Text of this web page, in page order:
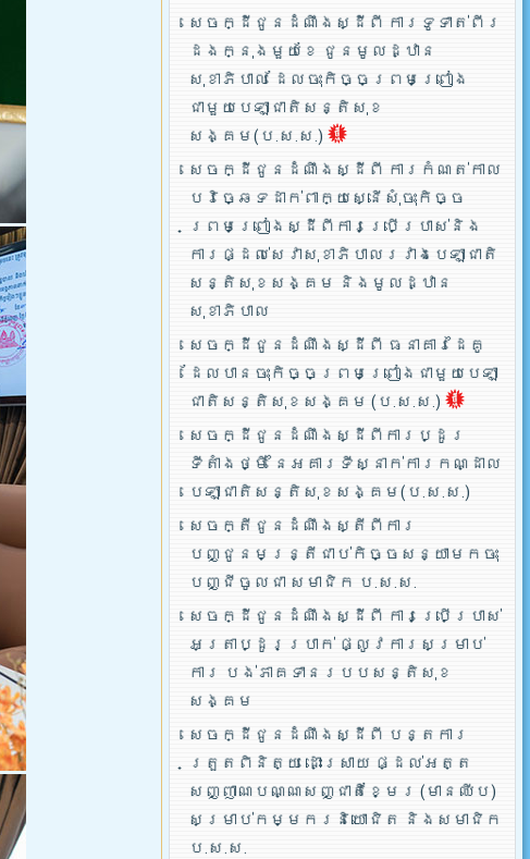
សេចក្ដីជូនដំណឹងស្ដីពី ការទូទាត់ពីរ
ដងក្នុងមួយខែ ជូនមូលដ្ឋាន
សុខាភិបាល ដែលចុះកិច្ចព្រមព្រៀង
ជាមួយបេឡាជាតិសន្តិសុខ
សង្គម(ប.ស.ស.)
សេចក្ដីជូនដំណឹងស្ដីពី ការកំណត់កាល
បរិច្ឆេទដាក់ពាក្យស្នើសុំចុះកិច្ច
ព្រមព្រៀងស្ដីពីការប្រើប្រាស់និង
ការផ្ដល់សេវាសុខាភិបាលរវាងបេឡាជាតិ
សន្តិសុខសង្គម និងមូលដ្ឋាន
សុខាភិបាល
សេចក្ដីជូនដំណឹងស្ដីពី ធនាគារដៃគូ
ដែលបានចុះកិច្ចព្រមព្រៀងជាមួយបេឡា
ជាតិសន្តិសុខសង្គម (ប.ស.ស.)
សេចក្ដីជូនដំណឹងស្ដីពីការប្ដូរ
ទីតាំងថ្មី នៃអគារទីស្នាក់ការកណ្ដាល
បេឡាជាតិសន្តិសុខសង្គម(ប.ស.ស.)
សេចក្តីជូនដំណឹងស្តីពីការ
បញ្ជូនមន្រ្តីជាប់កិច្ចសន្យាមកចុះ
បញ្ជីចូលជា សមាជិក ប.ស.ស.
សេចក្ដីជូនដំណឹងស្ដីពី ការប្រើប្រាស់
អត្រាប្ដូរប្រាក់ ផ្លូវការសម្រាប់
ការ បង់ភាគទានរបបសន្តិសុខ
សង្គម
សេចក្ដីជូនដំណឹងស្ដីពី បន្តការ
ត្រួតពិនិត្យ ដោះស្រាយ ផ្ដល់អត្ត
សញ្ញាណបណ្ណសញ្ជាតិខ្មែរ (មានឈីប)
សម្រាប់កម្មករនិយោជិត និងសមាជិក
ប.ស.ស.